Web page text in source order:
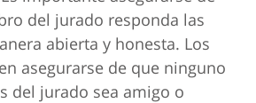
del jurado responda las
abierta y honesta. Los
asegurarse de que ninguno
del jurado sea amigo o